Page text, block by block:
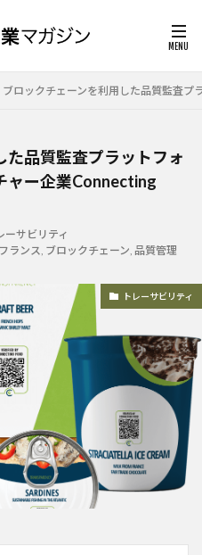
ブロックチェーンを利用した品質監査プ
た品質監査プラットフォ
ャー企業Connecting
ーサビリティ
フランス, ブロックチェーン, 品質管理
トレーサビリティ